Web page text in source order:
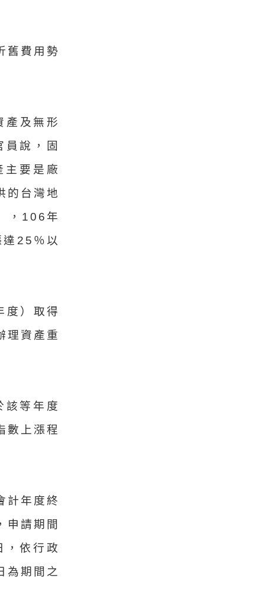
舊費用勢
產及無形
說，固
主要是廠
的台灣地
，106年
25％以
度）取得
理資產重
等年度
數上漲程
計年度終
申請期間
依行政
為期間之